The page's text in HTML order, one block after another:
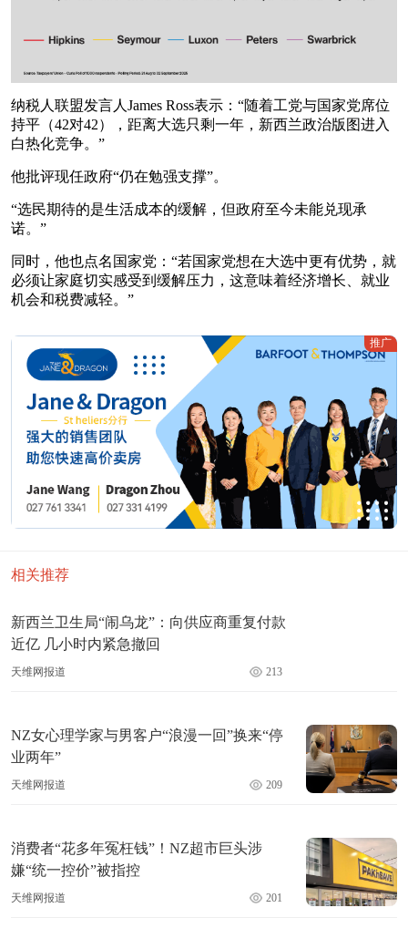
纳税人联盟发言人James Ross表示：“随着工党与国家党席位
持平（42对42），距离大选只剩一年，新西兰政治版图进入
白热化竞争。”
他批评现任政府“仍在勉强支撑”。
“选民期待的是生活成本的缓解，但政府至今未能兑现承
诺。”
同时，他也点名国家党：“若国家党想在大选中更有优势，就
必须让家庭切实感受到缓解压力，这意味着经济增长、就业
机会和税费减轻。”
推广
相关推荐
新西兰卫生局“闹乌龙”：向供应商重复付款
近亿 几小时内紧急撤回
天维网报道 213
NZ女心理学家与男客户“浪漫一回”换来“停
业两年”
天维网报道 209
消费者“花多年冤枉钱”！NZ超市巨头涉
嫌“统一控价”被指控
天维网报道 201